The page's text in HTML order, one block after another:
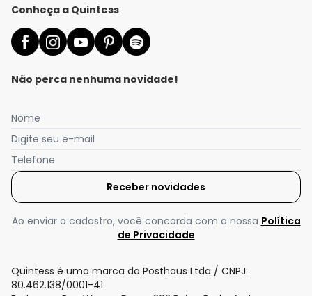
Conheça a Quintess
Não perca nenhuma novidade!
Nome
Digite seu e-mail
Telefone
Receber novidades
Ao enviar o cadastro, você concorda com a nossa Política
de Privacidade
Quintess é uma marca da Posthaus Ltda / CNPJ:
80.462.138/0001-41
Nós utilizamos cookies e tecnologias similares para melhorar sua
experiência de compra, incluindo conteúdo relevante e
publicidade personalizada. Ao continuar navegando, entendemos
que você está ciente e concorda com a nossa Política de
para saber mais.
Aceitar todos os cookies